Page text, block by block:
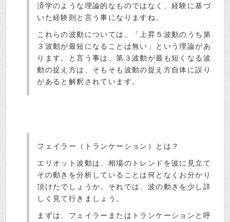
済学のような理論的なものではなく、経験に基づ
いた経験則と言う事になりますね。
これらの波動については、「上昇５波動のうち第
３波動が最短になることは無い」という理論があ
ります。と言う事は、第３波動が最も短くなる波
動の捉え方は、そもそも波動の捉え方自体に誤り
があると解釈されています。
フェイラー（トランケーション）とは？
エリオット波動は、相場のトレンドを波に見立て
その動きを分析していることは何となくお分かり
頂けたでしょうか。それでは、波の動きを少し詳
しく見て行きましょう。
まずは、フェイラーまたはトランケーションと呼